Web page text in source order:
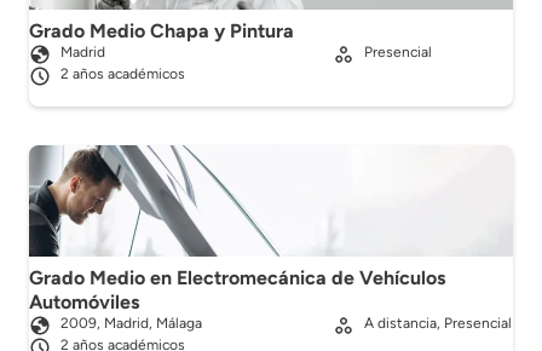
Grado Medio Chapa y Pintura
Madrid
2 años académicos
Presencial
Grado Medio en Electromecánica de Vehículos
Automóviles
2009, Madrid, Málaga
2 años académicos
A distancia, Presencial